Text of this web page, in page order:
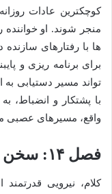
کوچکترین عادات
منجر شوند. او
ها با رفتارهای
برای برنامه ریزی و
تواند مسیر دستیابی
با پشتکار و انضباط،
واقع، مسیرهای عصبی
فصل ۱۴: سخن
کلام، نیرویی